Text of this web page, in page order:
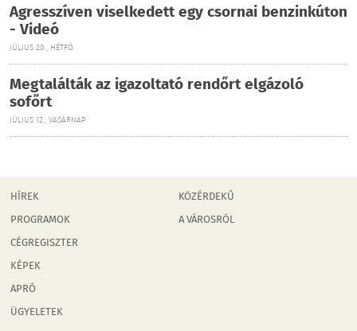
Agresszíven viselkedett egy csornai benzinkúton
- Videó
JÚLIUS 20., HÉTFŐ
Megtalálták az igazoltató rendőrt elgázoló
sofőrt
JÚLIUS 12., VASÁRNAP
HÍREK
PROGRAMOK
CÉGREGISZTER
KÉPEK
APRÓ
ÜGYELETEK
KÖZÉRDEKŰ
A VÁROSRÓL